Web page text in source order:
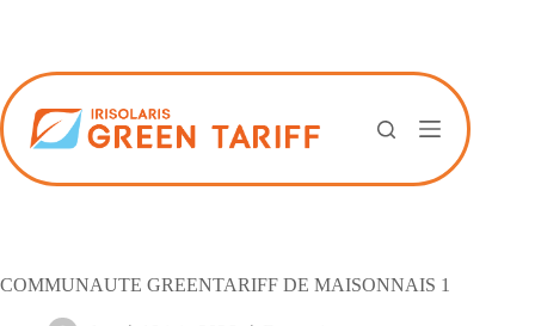
COMMUNAUTE GREENTARIFF DE MAISONNAIS 1